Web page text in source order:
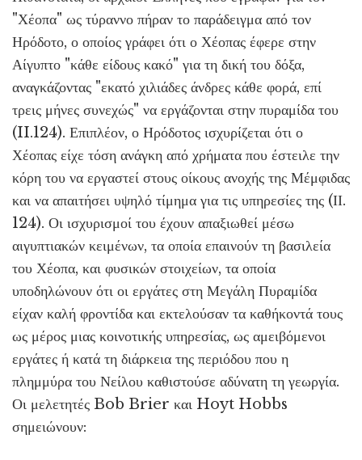
"Χέοπα" ως τύραννο πήραν το παράδειγμα από τον
Ηρόδοτο, ο οποίος γράφει ότι ο Χέοπας έφερε στην
Αίγυπτο "κάθε είδους κακό" για τη δική του δόξα,
αναγκάζοντας "εκατό χιλιάδες άνδρες κάθε φορά, επί
τρεις μήνες συνεχώς" να εργάζονται στην πυραμίδα του
(II.124). Επιπλέον, ο Ηρόδοτος ισχυρίζεται ότι ο
Χέοπας είχε τόση ανάγκη από χρήματα που έστειλε την
κόρη του να εργαστεί στους οίκους ανοχής της Μέμφιδας
και να απαιτήσει υψηλό τίμημα για τις υπηρεσίες της (ΙΙ.
124). Οι ισχυρισμοί του έχουν απαξιωθεί μέσω
αιγυπτιακών κειμένων, τα οποία επαινούν τη βασιλεία
του Χέοπα, και φυσικών στοιχείων, τα οποία
υποδηλώνουν ότι οι εργάτες στη Μεγάλη Πυραμίδα
είχαν καλή φροντίδα και εκτελούσαν τα καθήκοντά τους
ως μέρος μιας κοινοτικής υπηρεσίας, ως αμειβόμενοι
εργάτες ή κατά τη διάρκεια της περιόδου που η
πλημμύρα του Νείλου καθιστούσε αδύνατη τη γεωργία.
Οι μελετητές Bob Brier και Hoyt Hobbs
σημειώνουν: